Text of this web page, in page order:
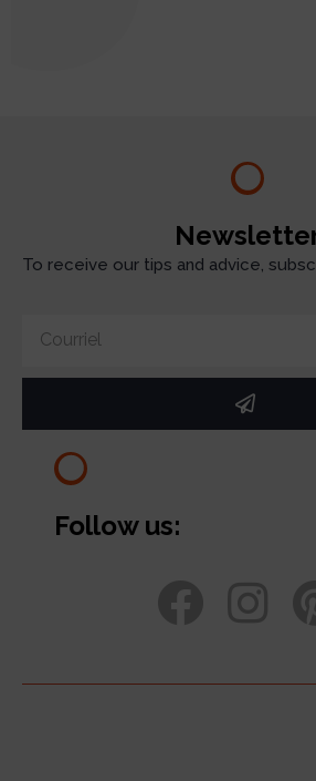
To receive our tips and advice,
Follow us: